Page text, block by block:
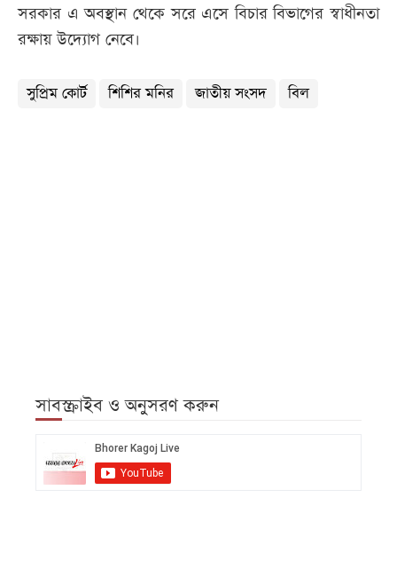
সরকার এ অবস্থান থেকে সরে এসে বিচার বিভাগের স্বাধীনতা
রক্ষায় উদ্যোগ নেবে।
সুপ্রিম কোর্ট শিশির মনির জাতীয় সংসদ বিল
সাবস্ক্রাইব ও অনুসরণ করুন